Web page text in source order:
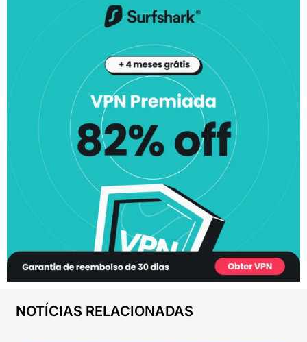
NOTÍCIAS RELACIONADAS